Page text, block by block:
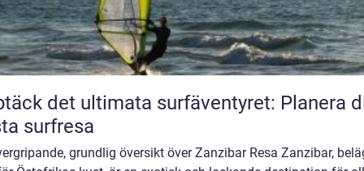
det ultimata surfäventyret: Planera
surfresa
grundlig översikt över Zanzibar Resa Zanzibar,